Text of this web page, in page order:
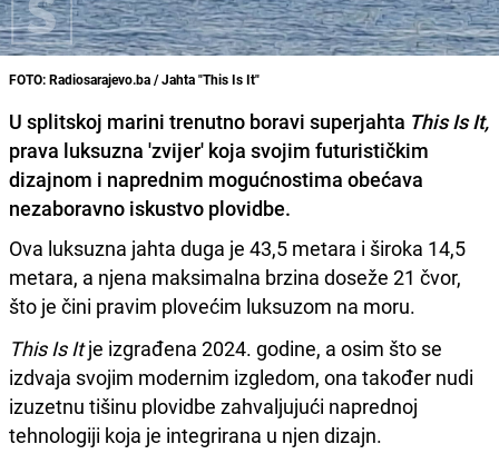
FOTO: Radiosarajevo.ba / Jahta "This Is It"
U splitskoj marini trenutno boravi superjahta This Is It,
prava luksuzna 'zvijer' koja svojim futurističkim
dizajnom i naprednim mogućnostima obećava
nezaboravno iskustvo plovidbe.
Ova luksuzna jahta duga je 43,5 metara i široka 14,5
metara, a njena maksimalna brzina doseže 21 čvor,
što je čini pravim plovećim luksuzom na moru.
This Is Itje izgrađena 2024. godine, a osim što se
izdvaja svojim modernim izgledom, ona također nudi
izuzetnu tišinu plovidbe zahvaljujući naprednoj
tehnologiji koja je integrirana u njen dizajn.